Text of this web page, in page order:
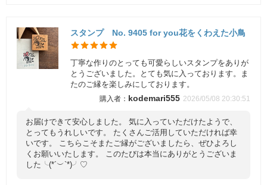
スタンプ No. 9405 for you花をくわえた小鳥
丁寧な作りのとっても可愛らしいスタンプをありが
とうございました。とても気に入っております。ま
たのご縁を楽しみにしております。
kodemari555 2026/05/08 20:30:51
お届けできて安心しました。 気に入っていただけたようで、
とってもうれしいです。 たくさんご活用していただければ幸
いです。 こちらこそまたご縁がございましたら、ぜひよろし
くお願いいたします。 このたびは本当にありがとうございま
した╰(*´︶`*)╯♡